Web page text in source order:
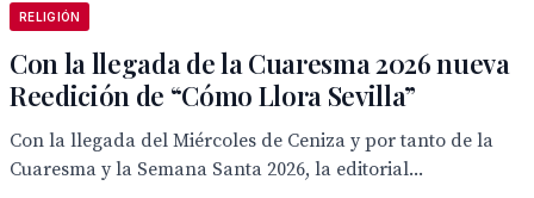
RELIGIÓN
Con la llegada de la Cuaresma 2026 nueva
Reedición de “Cómo Llora Sevilla”
Con la llegada del Miércoles de Ceniza y por tanto de la
Cuaresma y la Semana Santa 2026, la editorial...